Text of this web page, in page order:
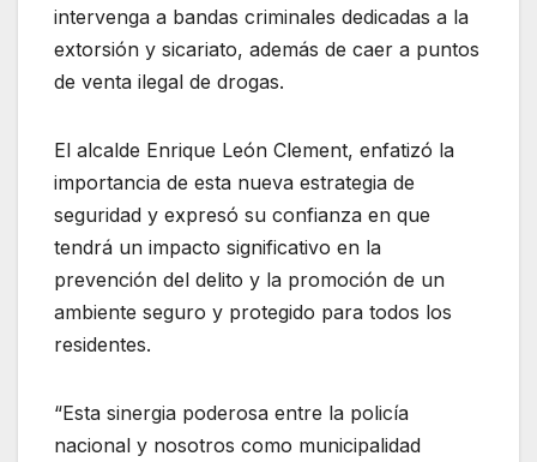
intervenga a bandas criminales dedicadas a la
extorsión y sicariato, además de caer a puntos
de venta ilegal de drogas.
El alcalde Enrique León Clement, enfatizó la
importancia de esta nueva estrategia de
seguridad y expresó su confianza en que
tendrá un impacto significativo en la
prevención del delito y la promoción de un
ambiente seguro y protegido para todos los
residentes.
“Esta sinergia poderosa entre la policía
nacional y nosotros como municipalidad